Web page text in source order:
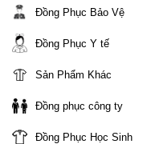
Đồng Phục Bảo Vệ
Đồng Phục Y tế
Sản Phẩm Khác
Đồng phục công ty
Đồng Phục Học Sinh